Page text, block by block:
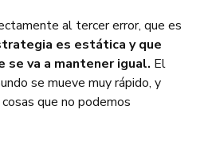
al tercer error, que es
es estática y que
se va a mantener igual. El
se mueve muy rápido, y
que no podemos